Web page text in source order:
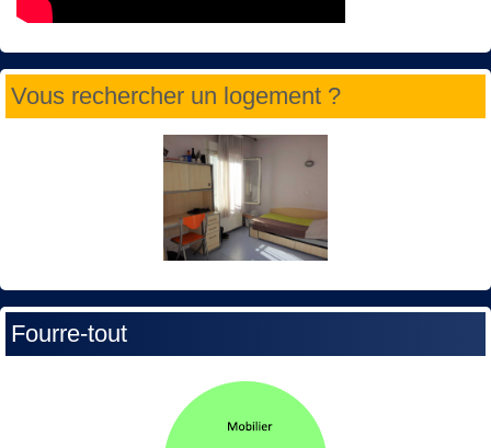
Vous rechercher un logement ?
Fourre-tout